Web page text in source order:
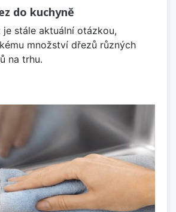
do kuchyně
stále aktuální otázkou,
množství dřezů různých
na trhu.